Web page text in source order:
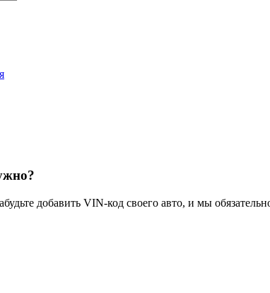
добавить VIN-код своего авто, и мы